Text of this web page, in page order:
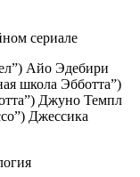
сериале
Айо Эдебири
школа Эбботта”)
Джуно Темпл
Джессика